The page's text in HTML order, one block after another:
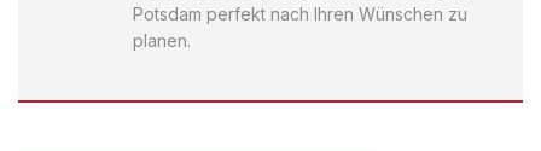
Potsdam perfekt nach Ihren Wünschen zu
planen.